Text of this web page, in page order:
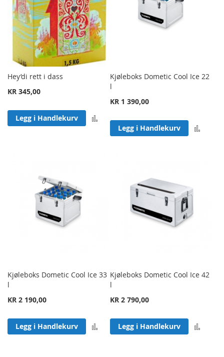
Hey’di rett i dass
KR 345,00
Legg i Handlekurv
Kjøleboks Dometic Cool Ice 22
l
KR 1 390,00
Legg i Handlekurv
Kjøleboks Dometic Cool Ice 33
l
KR 2 190,00
Legg i Handlekurv Legg til sammenligning
Kjøleboks Dometic Cool Ice 42
l
KR 2 790,00
Legg i Handlekurv